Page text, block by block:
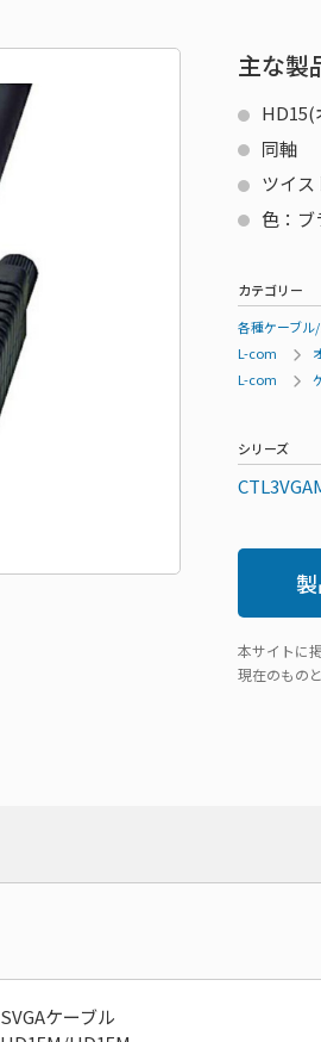
主な製
HD15(
同軸
ツイス
色：ブ
カテゴリー
各種ケーブル
L-com
L-com
シリーズ
本サイトに
現在のもの
SVGAケーブル